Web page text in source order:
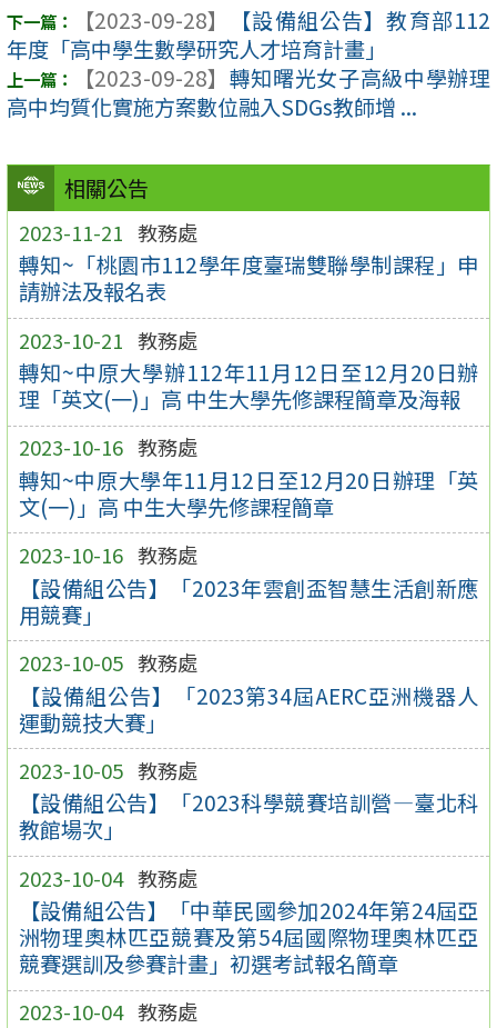
相關公告
2023-11-21 教務處
轉知~「桃園市112學年度臺瑞雙聯學制課程」申
請辦法及報名表
2023-10-21 教務處
轉知~中原大學辦112年11月12日至12月20日辦
理「英文(一)」高 中生大學先修課程簡章及海報
2023-10-16 教務處
轉知~中原大學年11月12日至12月20日辦理「英
文(一)」高 中生大學先修課程簡章
2023-10-16 教務處
【設備組公告】「2023年雲創盃智慧生活創新應
用競賽」
2023-10-05 教務處
【設備組公告】「2023第34屆AERC亞洲機器人
運動競技大賽」
2023-10-05 教務處
【設備組公告】「2023科學競賽培訓營—臺北科
教館場次」
2023-10-04 教務處
【設備組公告】「中華民國參加2024年第24屆亞
洲物理奧林匹亞競賽及第54屆國際物理奧林匹亞
競賽選訓及參賽計畫」初選考試報名簡章
2023-10-04 教務處
【2023-09-28】
【設備組公告】教育部112
年度「高中學生數學研究人才培育計畫」
【2023-09-28】 轉知曙光女子高級中學辦理
高中均質化實施方案數位融入SDGs教師增 ...